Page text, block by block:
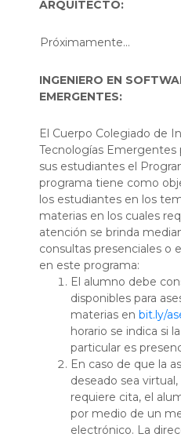
ARQUITECTO:
Próximamente...
INGENIERO EN
EMERGENTES:
El Cuerpo Colegiado de
Tecnologías Emergentes
sus estudiantes el
programa tiene como
los estudiantes en los
materias en los cuales
atención se brinda
consultas presenciales o
en este programa:
El alumno debe
disponibles para
materias en bit.ly/
horario se indica si
particular es
En caso de que la
deseado sea
requiere cita, el
por medio de un
electrónico. La